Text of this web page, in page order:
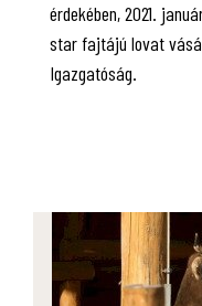
érdekében, 2021.
star fajtájú lovat
Igazgatóság.